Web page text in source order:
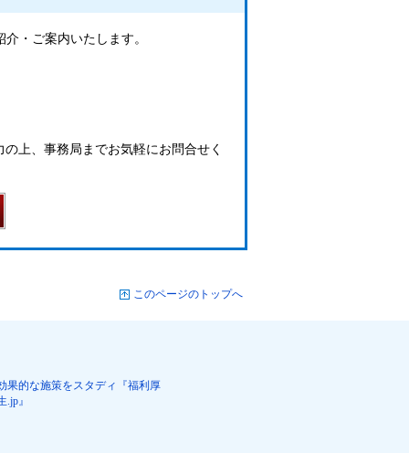
・ご案内いたします。
上、事務局までお気軽にお問合せく
このページのトップへ
果的な施策をスタディ『福利厚
.jp』